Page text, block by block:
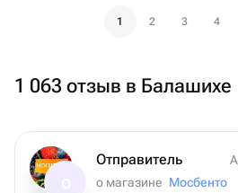
1 2 3 4
1 063 отзыв в Балашихе
Отправитель
о магазине Мосбенто